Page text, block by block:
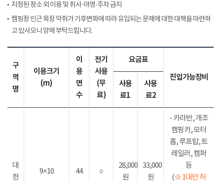
지정된 장소 외 이용 및 취사·야영·주차 금지
캠핑장 인근 목장 악취가 기후변화에 따라 유입되는 문제에 대한 대책을 마련하
고 있사오니 양해 부탁드립니다.
구
역
명
이용크기
(m)
이
용
면
수
전기
사용
(무
료)
요금표
진입가능장비
사용
료1
사용
료2
대
한
9×10 44 ○
28,000
원
33,000
원
- 카라반, 개조
캠핑카, 모터
홈, 루프탑, 트
레일러, 캠퍼
등
(※ 1대만 허